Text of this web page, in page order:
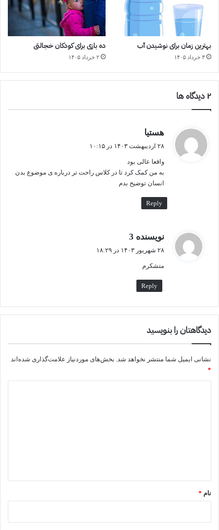
بهترین زمان برای نوشیدن آب
۳ خرداد ۱۴۰۵
ده بازی برای کودکان خجالتی
۲ خرداد ۱۴۰۵
‫۲ دیدگاه ها
هستیا
ت
:
۲۸ اردیبهشت ۱۴۰۳ در ۱۰:۱۵
واقعا عالی بود
به من کمک کرد تا در کلاس راحت تر درباره ی موضوع بدن
انسان توضیح بدم
Reply
نویسنده 3
۲۸ شهریور ۱۴۰۳ در ۱۸:۲۹
متشکرم
Reply
دیدگاهتان را بنویسید
نشانی ایمیل شما منتشر نخواهد شد. بخش‌های موردنیاز علامت‌گذاری شده‌اند
*
نام *